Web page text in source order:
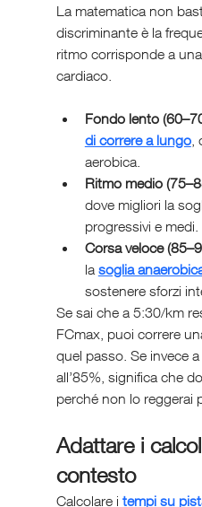
La matematica non
discriminante è la
ritmo corrisponde a
cardiaco.
Fondo lento
di correre a lungo,
aerobica.
Ritmo medio
dove migliori la
progressivi e medi.
Corsa veloce
la soglia
sostenere sforzi
Se sai che a 5:30/km
FCmax, puoi correre
quel passo. Se invece
all’85%, significa che
perché non lo reggerai
Adattare i
contesto
Calcolare i tempi su